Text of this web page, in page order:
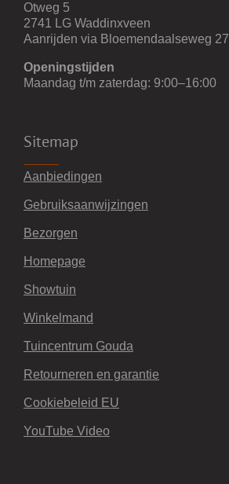
Otweg 5
2741 LG Waddinxveen
Aanrijden via Bloemendaalseweg 27
Openingstijden
Maandag t/m zaterdag: 9:00–16:00
Sitemap
Aanbiedingen
Gebruiksaanwijzingen
Bezorgen
Homepage
Showtuin
Winkelmand
Tuincentrum Gouda
Retourneren en garantie
Cookiebeleid EU
YouTube Video